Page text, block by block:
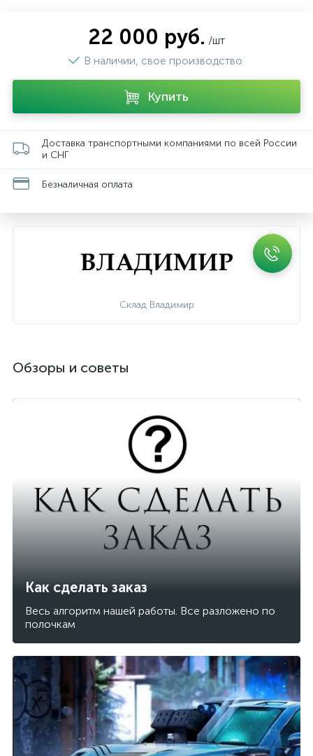
22 000 руб. /шт
В наличии, свое производство
Купить
Доставка транспортными компаниями по всей России
и СНГ
Безналичная оплата
Склад Владимир
Обзоры и советы
Как сделать заказ
Весь алгоритм нашей работы. Все разложено по
полочкам